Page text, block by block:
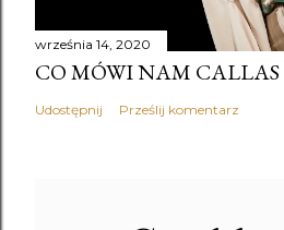
września 14, 2020
CO MÓWI NAM
Udostępnij Prześlij komentarz